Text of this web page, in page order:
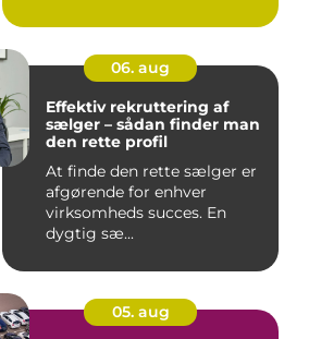
06. aug
Effektiv rekruttering af
sælger – sådan finder man
den rette profil
At finde den rette sælger er
afgørende for enhver
virksomheds succes. En
dygtig sæ...
05. aug